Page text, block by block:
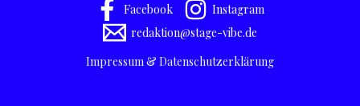
Facebook
Instagram
redaktion@stage-vibe.de
Impressum & Datenschutzerklärung